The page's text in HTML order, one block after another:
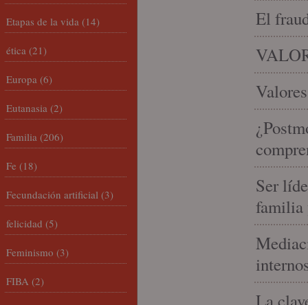
El
Ser
familia
Etapas de la vida (14)
ética (21)
Europa (6)
Eutanasia (2)
Familia (206)
Fe (18)
Fecundación artificial (3)
felicidad (5)
Feminismo (3)
FIBA (2)